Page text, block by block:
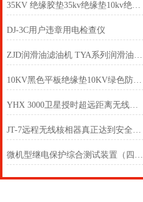
35KV 绝缘胶垫35kv绝缘垫10kv绝缘垫
DJ-3C用户违章用电检查仪
ZJD润滑油滤油机 TYA系列润滑油滤油机
10KV黑色平板绝缘垫10KV绿色防滑绝缘垫
YHX 3000卫星授时超远距离无线核相器 超远距离核相仪
JT-7远程无线核相器真正达到安全可靠、快速准确
微机型继电保护综合测试装置（四电压三电流） JBC-WJ2